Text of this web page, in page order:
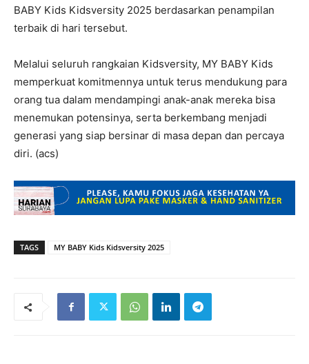
BABY Kids Kidsversity 2025 berdasarkan penampilan
terbaik di hari tersebut.
Melalui seluruh rangkaian Kidsversity, MY BABY Kids
memperkuat komitmennya untuk terus mendukung para
orang tua dalam mendampingi anak-anak mereka bisa
menemukan potensinya, serta berkembang menjadi
generasi yang siap bersinar di masa depan dan percaya
diri. (acs)
TAGS MY BABY Kids Kidsversity 2025